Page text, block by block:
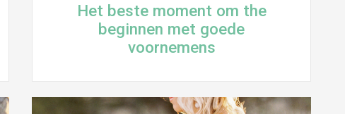
Het beste moment om the
beginnen met goede
voornemens